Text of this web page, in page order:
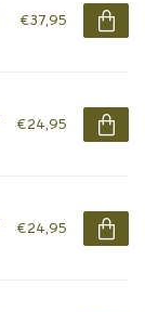
€37,95
€24,95
€24,95